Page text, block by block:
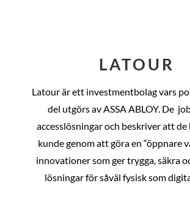
LATOUR
Latour är ett investmentbolag vars
del utgörs av ASSA ABLOY. De
accesslösningar och beskriver att de
kunde genom att göra en “öppnare
innovationer som ger trygga, säkra
lösningar för såväl fysisk som